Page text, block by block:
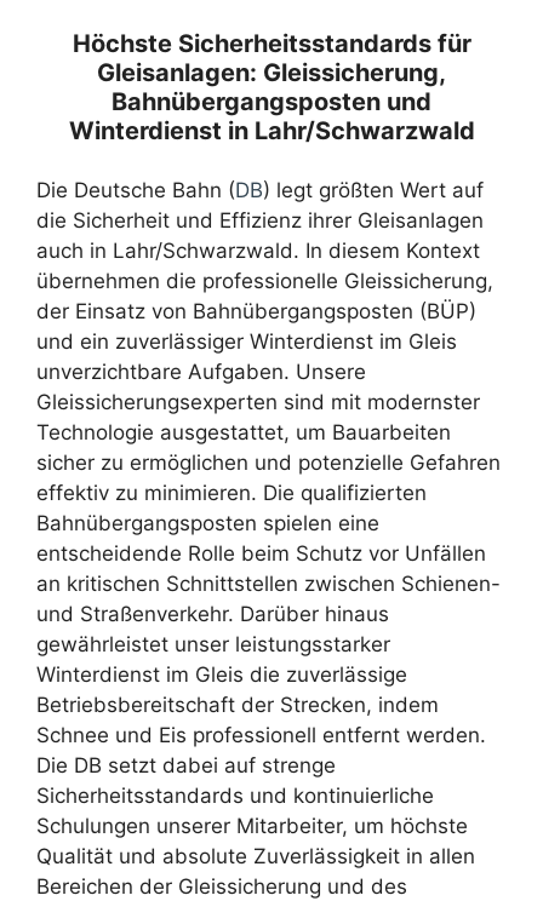
Höchste Sicherheitsstandards für
Gleisanlagen: Gleissicherung,
Bahnübergangsposten und
Winterdienst in Lahr/Schwarzwald
Die Deutsche Bahn (DB) legt größten Wert auf
die Sicherheit und Effizienz ihrer Gleisanlagen
auch in Lahr/Schwarzwald. In diesem Kontext
übernehmen die professionelle Gleissicherung,
der Einsatz von Bahnübergangsposten (BÜP)
und ein zuverlässiger Winterdienst im Gleis
unverzichtbare Aufgaben. Unsere
Gleissicherungsexperten sind mit modernster
Technologie ausgestattet, um Bauarbeiten
sicher zu ermöglichen und potenzielle Gefahren
effektiv zu minimieren. Die qualifizierten
Bahnübergangsposten spielen eine
entscheidende Rolle beim Schutz vor Unfällen
an kritischen Schnittstellen zwischen Schienen-
und Straßenverkehr. Darüber hinaus
gewährleistet unser leistungsstarker
Winterdienst im Gleis die zuverlässige
Betriebsbereitschaft der Strecken, indem
Schnee und Eis professionell entfernt werden.
Die DB setzt dabei auf strenge
Sicherheitsstandards und kontinuierliche
Schulungen unserer Mitarbeiter, um höchste
Qualität und absolute Zuverlässigkeit in allen
Bereichen der Gleissicherung und des